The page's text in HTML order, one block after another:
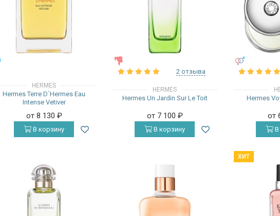
HERMES
Hermes Terre D`Hermes Eau
Intense Vetiver
от 8 130 ₽
В корзину
2 отзыва
HERMES
Hermes Un Jardin Sur Le Toit
от 7 100 ₽
В корзину
Hermes
от
В
ХИТ